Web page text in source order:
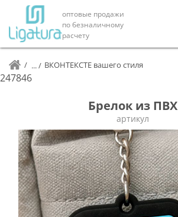
оптовые продажи
по безналичному
расчету
ВКОНТЕКСТЕ вашего стиля
247846
Брелок из ПВХ
артикул